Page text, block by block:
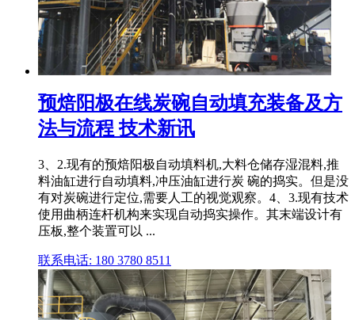
预焙阳极在线炭碗自动填充装备及方
法与流程 技术新讯
3、2.现有的预焙阳极自动填料机,大料仓储存湿混料,推
料油缸进行自动填料,冲压油缸进行炭 碗的捣实。但是没
有对炭碗进行定位,需要人工的视觉观察。4、3.现有技术
使用曲柄连杆机构来实现自动捣实操作。其末端设计有
压板,整个装置可以 ...
联系电话: 180 3780 8511